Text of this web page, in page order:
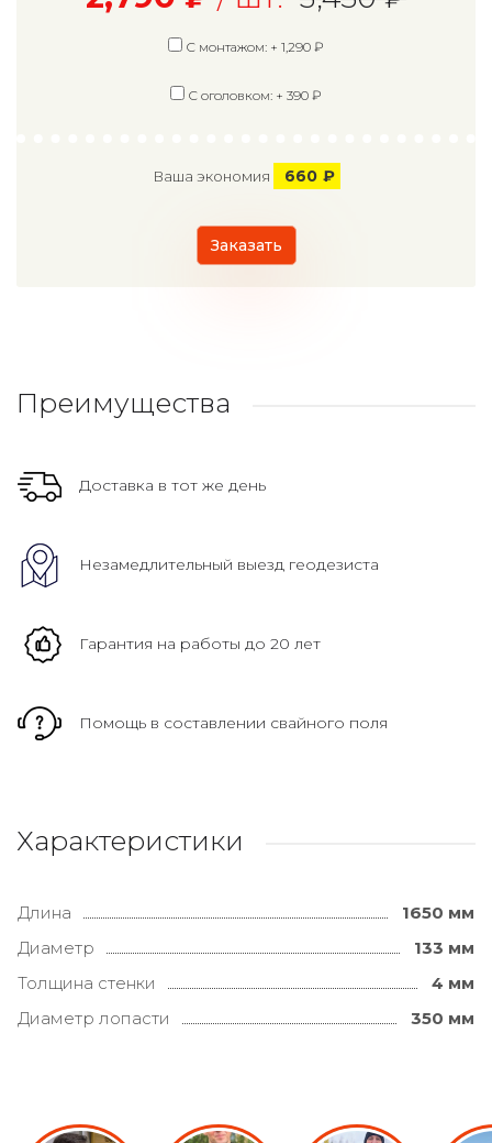
С монтажом: + 1,290 ₽
С оголовком: + 390 ₽
Ваша экономия 660 ₽
Заказать
Преимущества
Доставка в тот же день
Незамедлительный выезд геодезиста
Гарантия на работы до 20 лет
Помощь в составлении свайного поля
Характеристики
Длина
1650 мм
Диаметр
133 мм
Толщина стенки
4 мм
Диаметр лопасти
350 мм